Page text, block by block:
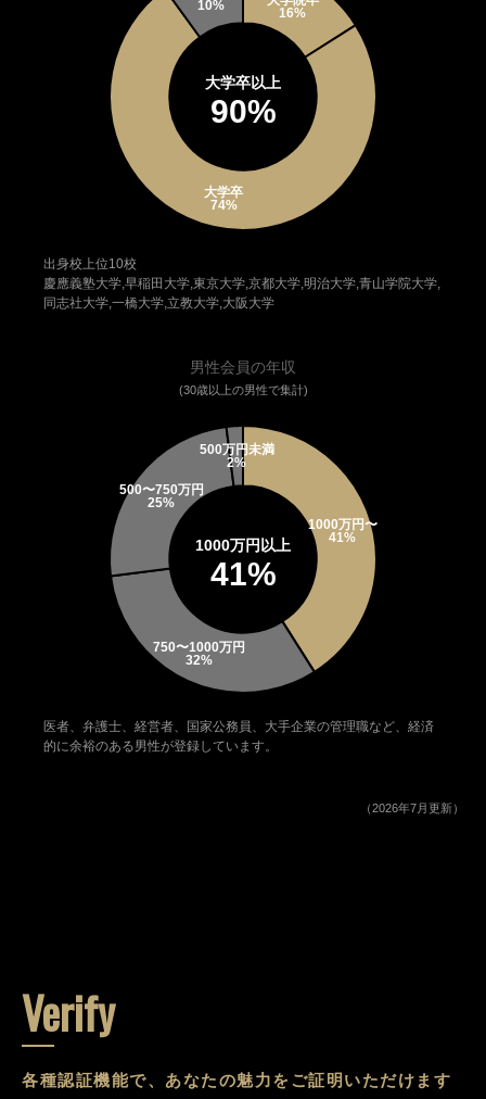
大学卒以上
90%
出身校上位10校
慶應義塾大学,早稲田大学,東京大学,京都大学,明治大学,青山学院大学,
同志社大学,一橋大学,立教大学,大阪大学
男性会員の年収
(30歳以上の男性で集計)
1000万円以上
41%
医者、弁護士、経営者、国家公務員、大手企業の管理職など、経済
的に余裕のある男性が登録しています。
（2026年7月更新）
Verify
各種認証機能で、あなたの魅力をご証明いただけます